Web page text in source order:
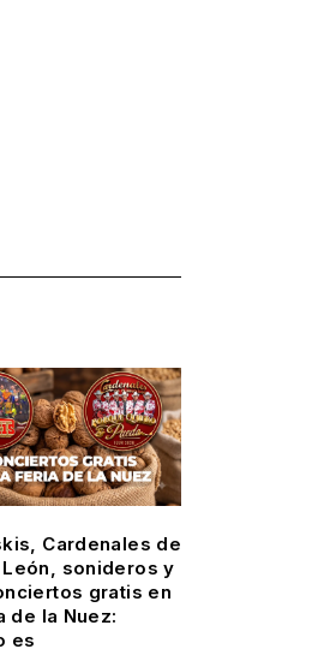
Cardenales de
León, sonideros y
gratis en
de la Nuez:
es